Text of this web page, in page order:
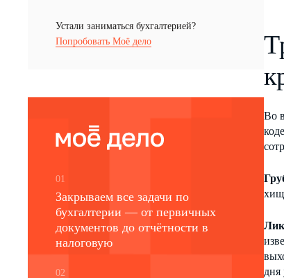
Устали заниматься бухгалтерией?
Попробовать Моё дело
01
Закрываем все задачи по
бухгалтерии — от первичных
документов до отчётности в
налоговую
02
Во
дня